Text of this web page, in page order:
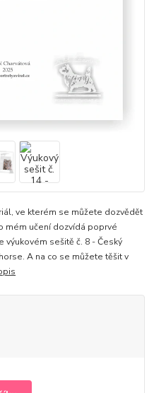
ve kterém se můžete dozvědět
mém učení dozvídá poprvé
sešitě č. 8 - Český
A na co se můžete těšit v